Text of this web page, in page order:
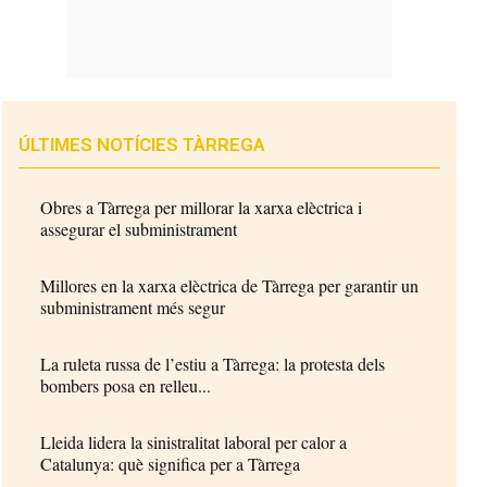
ÚLTIMES NOTÍCIES TÀRREGA
Obres a Tàrrega per millorar la xarxa elèctrica i
assegurar el subministrament
Millores en la xarxa elèctrica de Tàrrega per garantir un
subministrament més segur
La ruleta russa de l’estiu a Tàrrega: la protesta dels
bombers posa en relleu...
Lleida lidera la sinistralitat laboral per calor a
Catalunya: què significa per a Tàrrega